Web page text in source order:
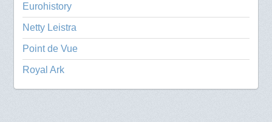
Eurohistory
Netty Leistra
Point de Vue
Royal Ark